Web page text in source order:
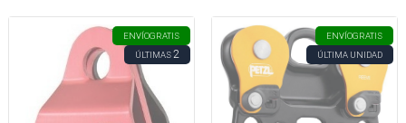
ENVÍOGRATIS
ÚLTIMAS2
ENVÍOGRATIS
ÚLTIMA UNIDAD